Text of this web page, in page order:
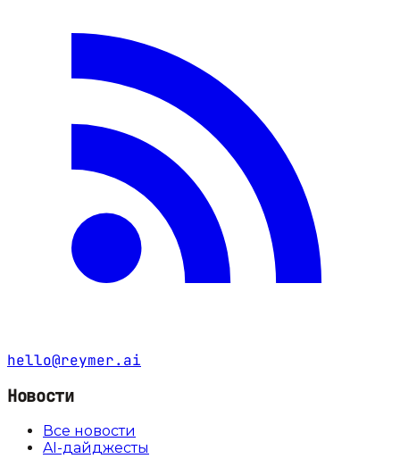
hello@reymer.ai
Новости
Все новости
AI-дайджесты